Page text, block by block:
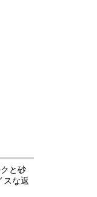
と砂
な返